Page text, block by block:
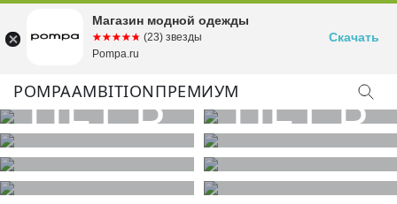
POMPAAMBITIONПРЕМИУМ
Магазин модной одежды
☆☆☆☆☆
★★★★★ (23) звезды
Pompa.ru
Скачать